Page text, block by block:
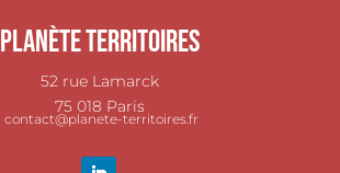
Planète Territoires
52 rue Lamarck
75 018 Paris
contact@planete-territoires.fr